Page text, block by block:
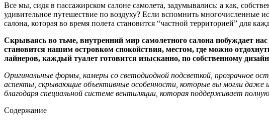
Все мы, сидя в пассажирском салоне самолета, задумывались: а как,
удивительное путешествие по воздуху? Если вспомнить многочисленные
салона, которая во время полета становится “частной территорией” для
Скрываясь во тьме, внутренний мир самолетного салона побуждает
становится нашим островком спокойствия, местом, где можно
лайнеров, каждый туалет готовится изысканно, по собственному
Оригинальные формы, камеры со светодиодной подсветкой, прозрачное
аспекты, скрывающие объективные особенности, которые вы могли даже
благодаря специальной системе вентиляции, которая поддерживает
Содержание